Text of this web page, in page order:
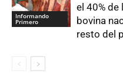
Informando
Primero
el 40%
bovina
resto del